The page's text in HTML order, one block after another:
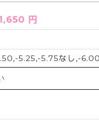
円
5.25,-5.75なし,-